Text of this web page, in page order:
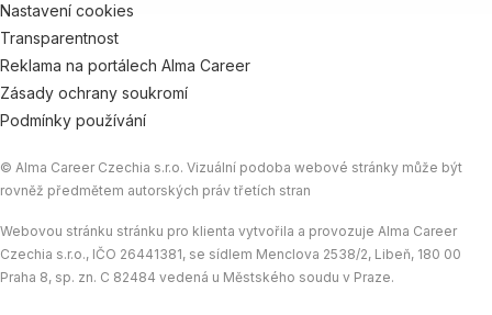
Nastavení cookies
Transparentnost
Reklama na portálech Alma Career
Zásady ochrany soukromí
Podmínky používání
© Alma Career Czechia s.r.o. Vizuální podoba webové stránky může být
rovněž předmětem autorských práv třetích stran
Webovou stránku stránku pro klienta vytvořila a provozuje Alma Career
Czechia s.r.o., IČO 26441381, se sídlem Menclova 2538/2, Libeň, 180 00
Praha 8, sp. zn. C 82484 vedená u Městského soudu v Praze.